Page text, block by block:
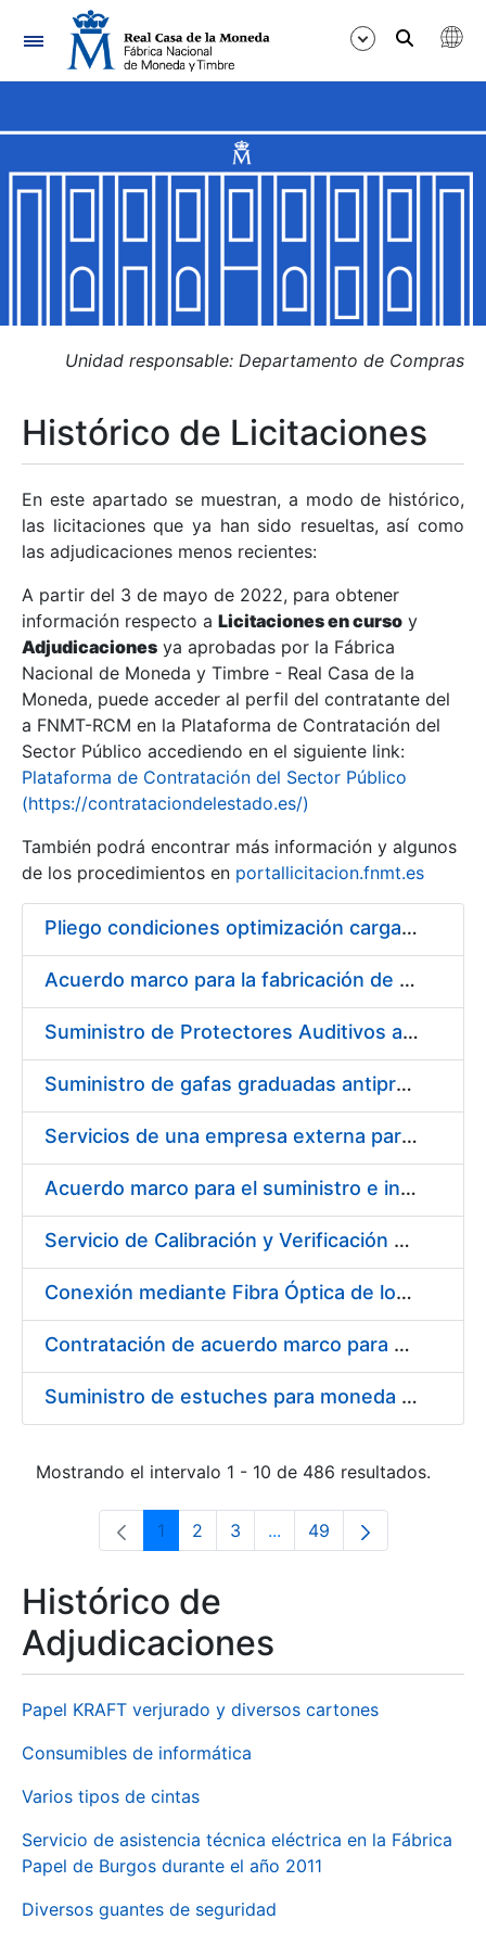
Navegación
Mostrar/Ocultar
Mostrar/Ocultar
Mostrar/Ocultar
Mostrar/Ocultar
Mostrar/Ocultar
Mostrar/Ocultar
Unidad responsable: Departamento de Compras
Histórico de Licitaciones
En este apartado se muestran, a modo de histórico,
las licitaciones que ya han sido resueltas, así como
las adjudicaciones menos recientes:
A partir del 3 de mayo de 2022, para obtener
información respecto a Licitaciones en curso y
Adjudicaciones ya aprobadas por la Fábrica
Nacional de Moneda y Timbre - Real Casa de la
Moneda, puede acceder al perfil del contratante del
a FNMT-RCM en la Plataforma de Contratación del
Sector Público accediendo en el siguiente link:
Plataforma de Contratación del Sector Público
(https://contrataciondelestado.es/)
También podrá encontrar más información y algunos
de los procedimientos en portallicitacion.fnmt.es
Pliego condiciones optimización cargas compras firmado
Acuerdo marco para la fabricación de piezas
Suministro de Protectores Auditivos a medida para las personas trabajadoras de los Centros de Trabajo de Madrid y Burgos
Suministro de gafas graduadas antiproyecciones para los trabajadores de la FNMT-RCM en los centros de trabajo de Madrid y Burgos
Servicios de una empresa externa para el asesoramiento y resolución de los recursos de alzada que se presentan relacionados con procesos de selección para la FNMT-RCM
Acuerdo marco para el suministro e instalación de persianas, estores y otros complementos
Servicio de Calibración y Verificación Externa de los Equipos de Medición del Servicio de Prevención de la FNMT-RCM
Conexión mediante Fibra Óptica de los Centros de Proceso de Datos (CPDs) de las sedes de la FNMT-RCM de Burgos y Madrid
Contratación de acuerdo marco para el Suministro de Material de Electricidad para la Fábrica Nacional de Moneda y Timbre-Real Casa de la Moneda en su centro de trabajo de Burgos
Suministro de estuches para moneda de 30 €
Mostrando el intervalo 1 - 10 de 486 resultados.
Página
1 Página
2 Página
3 ...Páginas intermedias Use
Página
49
Histórico de
Adjudicaciones
Papel KRAFT verjurado y diversos cartones
Consumibles de informática
Varios tipos de cintas
Servicio de asistencia técnica eléctrica en la Fábrica
Papel de Burgos durante el año 2011
Diversos guantes de seguridad